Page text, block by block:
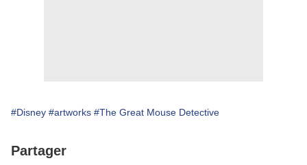
#Disney #artworks #The Great Mouse Detective
Partager